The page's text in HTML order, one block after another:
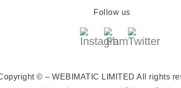
Follow us
© – WEBIMATIC LIMITED All rights